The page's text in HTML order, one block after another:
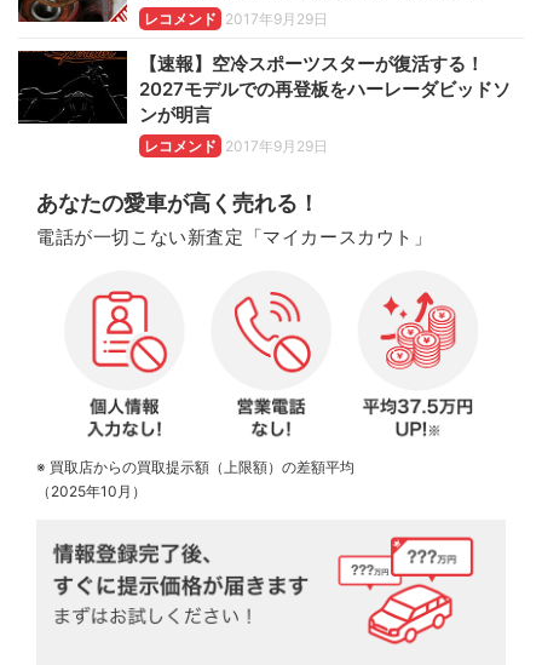
レコメンド 2017年9月29日
【速報】空冷スポーツスターが復活する！
2027モデルでの再登板をハーレーダビッドソ
ンが明言
レコメンド 2017年9月29日
あなたの愛車が高く売れる！
電話が一切こない新査定「マイカースカウト」
※ 買取店からの買取提示額（上限額）の差額平均
（2025年10月）